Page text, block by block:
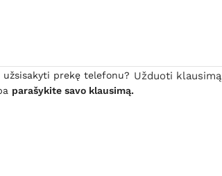
prekę telefonu?
parašykite savo klausimą.
Užduoti klausimą